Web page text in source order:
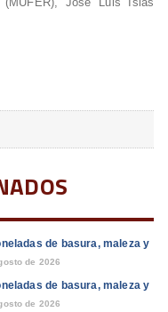
de basura, maleza y
de 2026
de basura, maleza y
de 2026